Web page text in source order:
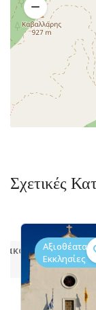
Σχετικές
ακόμα Αξιοθέατα,
Εκκλησίες